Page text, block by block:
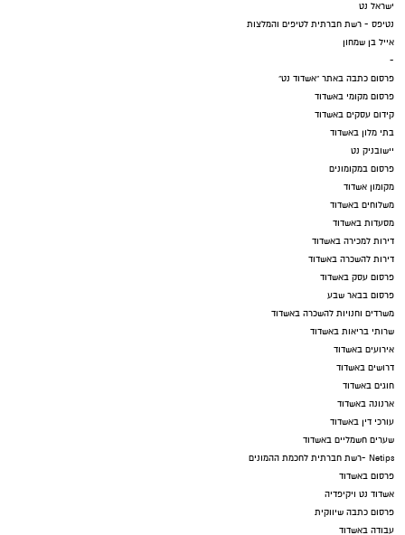
ישראל נט
נטיפס - רשת חברתית לטיפים והמלצות
אייל בן שמחון
-
פרסום כתבה באתר "אשדוד נט"
פרסום מקומי באשדוד
קידום עסקים באשדוד
בתי מלון באשדוד
יישובניק נט
פרסום במקומונים
מקומון אשדוד
משלוחים באשדוד
מסעדות באשדוד
דירות למכירה באשדוד
דירות להשכרה באשדוד
פרסום עסק באשדוד
פרסום בבאר שבע
משרדים וחנויות להשכרה באשדוד
שרותי בריאות באשדוד
אירועים באשדוד
דרושים באשדוד
חוגים באשדוד
ארנונה באשדוד
עורכי דין באשדוד
שערים חשמליים באשדוד
Netips -רשת חברתית לחכמת ההמונים
פרסום באשדוד
אשדוד נט ויקיפדיה
פרסום כתבה שיווקית
עבודה באשדוד